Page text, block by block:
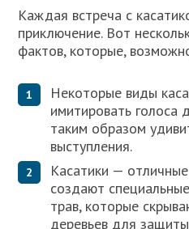
Каждая встреча с
приключение. Вот
фактов, которые,
Некоторые виды
имитировать голоса
таким образом
выступления.
Касатики —
создают
трав, которые
деревьев для